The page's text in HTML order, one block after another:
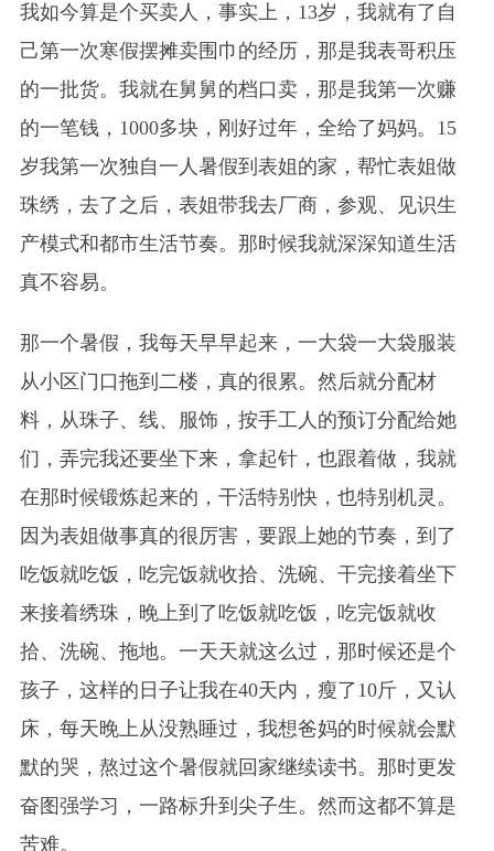
我如今算是个买卖人，事实上，13岁，我就有了自
己第一次寒假摆摊卖围巾的经历，那是我表哥积压
的一批货。我就在舅舅的档口卖，那是我第一次赚
的一笔钱，1000多块，刚好过年，全给了妈妈。15
岁我第一次独自一人暑假到表姐的家，帮忙表姐做
珠绣，去了之后，表姐带我去厂商，参观、见识生
产模式和都市生活节奏。那时候我就深深知道生活
真不容易。
那一个暑假，我每天早早起来，一大袋一大袋服装
从小区门口拖到二楼，真的很累。然后就分配材
料，从珠子、线、服饰，按手工人的预订分配给她
们，弄完我还要坐下来，拿起针，也跟着做，我就
在那时候锻炼起来的，干活特别快，也特别机灵。
因为表姐做事真的很厉害，要跟上她的节奏，到了
吃饭就吃饭，吃完饭就收拾、洗碗、干完接着坐下
来接着绣珠，晚上到了吃饭就吃饭，吃完饭就收
拾、洗碗、拖地。一天天就这么过，那时候还是个
孩子，这样的日子让我在40天内，瘦了10斤，又认
床，每天晚上从没熟睡过，我想爸妈的时候就会默
默的哭，熬过这个暑假就回家继续读书。那时更发
奋图强学习，一路标升到尖子生。然而这都不算是
苦难。